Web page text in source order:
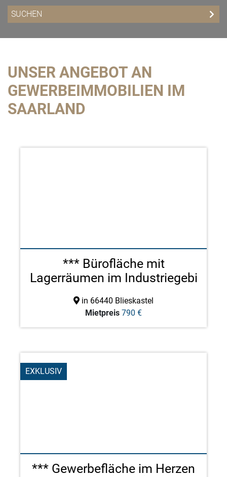
UNSER ANGEBOT AN
GEWERBEIMMOBILIEN IM
SAARLAND
*** Bürofläche mit
Lagerräumen im Industriegebi
in 66440 Blieskastel
Mietpreis 790 €
EXKLUSIV
*** Gewerbefläche im Herzen